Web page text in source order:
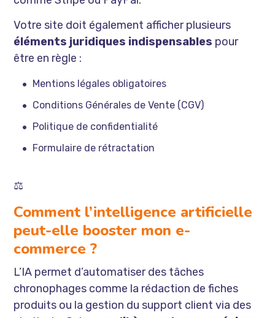
Votre site doit également afficher plusieurs
éléments juridiques indispensables pour
être en règle :
Mentions légales obligatoires
Conditions Générales de Vente (CGV)
Politique de confidentialité
Formulaire de rétractation
⚖️
Comment l’intelligence artificielle
peut-elle booster mon e-
commerce ?
L’IA permet d’automatiser des tâches
chronophages comme la rédaction de fiches
produits ou la gestion du support client via des